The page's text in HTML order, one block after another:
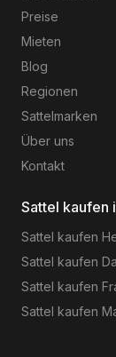
Preise
Mieten
Blog
Regionen
Sattelmarken
Über uns
Kontakt
Sattel kaufen
Sattel kaufen
Sattel kaufen
Sattel kaufen
Sattel kaufen